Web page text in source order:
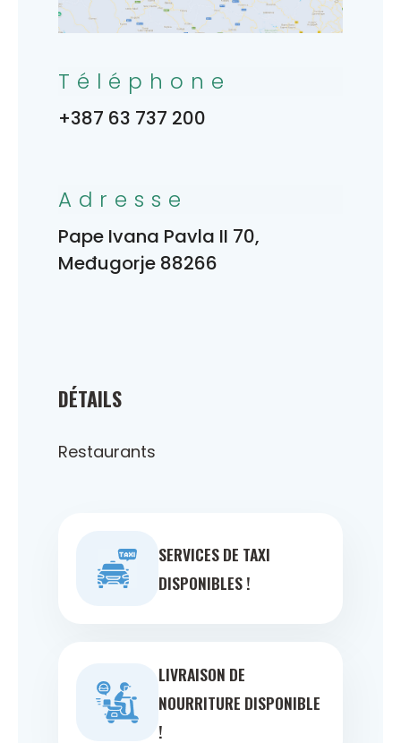
DÉTAILS
Restaurants
SERVICES DE TAXI
DISPONIBLES !
LIVRAISON DE
NOURRITURE DISPONIBLE
!
Téléphone
+387 63 737 200
Adresse
Pape Ivana Pavla II 70,
Međugorje 88266